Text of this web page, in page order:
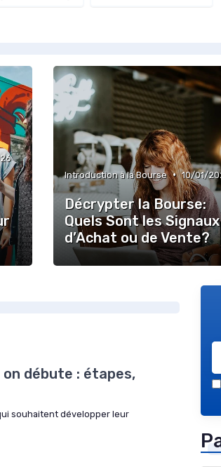
Introduction à la Bourse • 10/01/
Décrypter la Bourse:
Quels Sont les Signaux
d’Achat ou de Vente?
débute : étapes,
souhaitent développer leur